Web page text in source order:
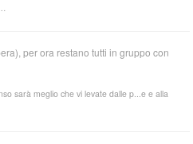
per ora restano tutti in gruppo con
sarà meglio che vi levate dalle p...e e alla